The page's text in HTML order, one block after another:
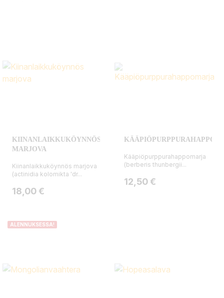
KIINANLAIKKUKÖYNNÖS
MARJOVA
Kiinanlaikkuköynnös marjova
(actinidia kolomikta 'dr...
Hinta
18,00 €
Kääpiöpurppurahappomarja
(berberis thunbergii...
Hinta
12,50 €
ALENNUKSESSA!